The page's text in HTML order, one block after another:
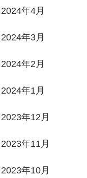
2024年4月
2024年3月
2024年2月
2024年1月
2023年12月
2023年11月
2023年10月